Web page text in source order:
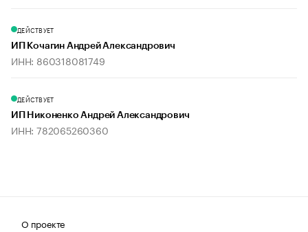
ДЕЙСТВУЕТ
ИП Кочагин Андрей Александрович
ИНН: 860318081749
ДЕЙСТВУЕТ
ИП Никоненко Андрей Александрович
ИНН: 782065260360
О проекте